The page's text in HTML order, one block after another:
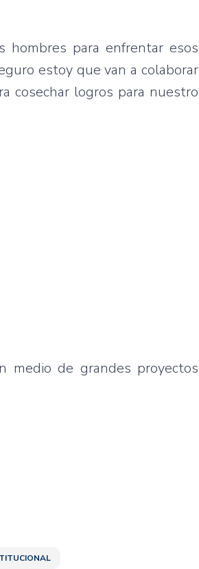
hombres para enfrentar esos
estoy que van a colaborar
cosechar logros para nuestro
medio de grandes proyectos